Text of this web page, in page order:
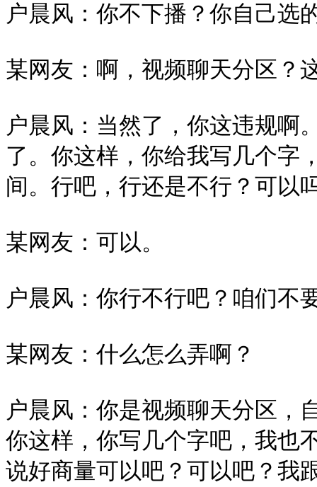
户晨风：你不下播？你自己选
某网友：啊，视频聊天分区？
户晨风：当然了，你这违规啊
了。你这样，你给我写几个字
间。行吧，行还是不行？可以
某网友：可以。
户晨风：你行不行吧？咱们不
某网友：什么怎么弄啊？
户晨风：你是视频聊天分区，
你这样，你写几个字吧，我也
说好商量可以吧？可以吧？我